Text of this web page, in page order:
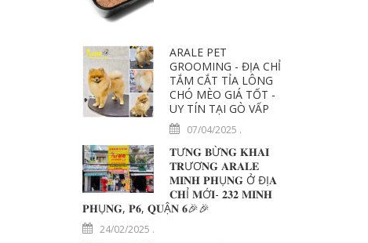
ARALE PET
GROOMING - ĐỊA CHỈ
TẮM CẮT TỈA LÔNG
CHÓ MÈO GIÁ TỐT -
UY TÍN TẠI GÒ VẤP
07/04/2025 .
𝐓Ư𝐍𝐆 𝐁Ừ𝐍𝐆 𝐊𝐇𝐀𝐈
𝐓𝐑ƯƠ𝐍𝐆 𝐀𝐑𝐀𝐋𝐄
𝐌𝐈𝐍𝐇 𝐏𝐇Ụ𝐍𝐆 Ở ĐỊ𝐀
𝐂𝐇Ỉ 𝐌Ớ𝐈- 𝟐𝟑𝟐 𝐌𝐈𝐍𝐇
𝐏𝐇Ụ𝐍𝐆, 𝐏𝟔, 𝐐𝐔Ậ𝐍 𝟔🎉🎉
24/02/2025 .